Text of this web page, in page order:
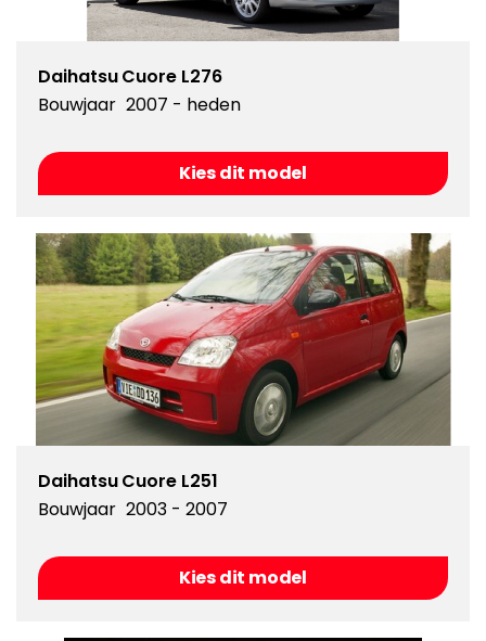
Daihatsu Cuore L276
Bouwjaar 2007 - heden
Kies dit model
Daihatsu Cuore L251
Bouwjaar 2003 - 2007
Kies dit model